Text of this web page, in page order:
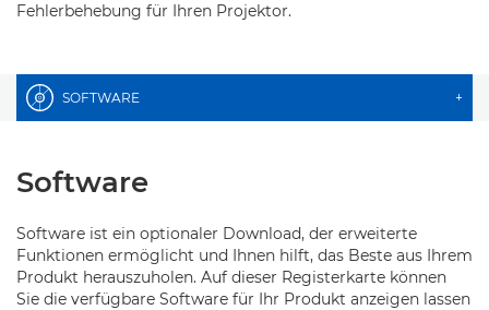
Fehlerbehebung für Ihren Projektor.
SOFTWARE +
Software
Software ist ein optionaler Download, der erweiterte
Funktionen ermöglicht und Ihnen hilft, das Beste aus Ihrem
Produkt herauszuholen. Auf dieser Registerkarte können
Sie die verfügbare Software für Ihr Produkt anzeigen lassen